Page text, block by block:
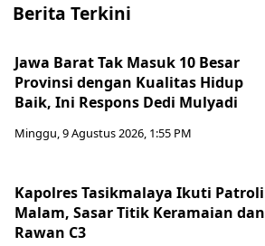
Berita Terkini
Jawa Barat Tak Masuk 10 Besar
Provinsi dengan Kualitas Hidup
Baik, Ini Respons Dedi Mulyadi
Minggu, 9 Agustus 2026, 1:55 PM
Kapolres Tasikmalaya Ikuti Patroli
Malam, Sasar Titik Keramaian dan
Rawan C3